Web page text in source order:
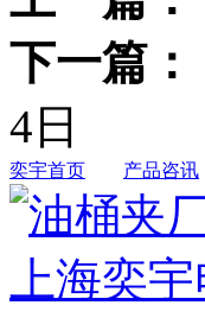
下一篇：
4日
奕宇首页 产品咨讯